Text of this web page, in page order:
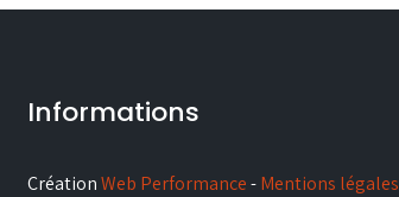
Informations
CréationWeb Performance-Mentions légales